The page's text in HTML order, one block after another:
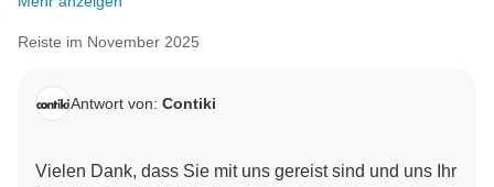
Reiste im November 2025
Antwort von: Contiki
Vielen Dank, dass Sie mit uns gereist sind und uns Ihr